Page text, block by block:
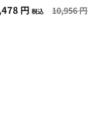
円 税込 10,956 円